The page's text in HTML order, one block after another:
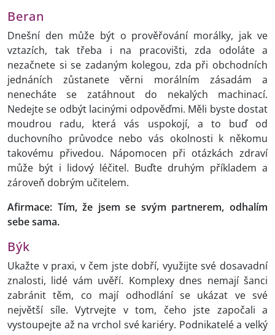
Beran
Dnešní den může být o prověřování morálky, jak ve
vztazích, tak třeba i na pracovišti, zda odoláte a
nezačnete si se zadaným kolegou, zda při obchodních
jednáních zůstanete věrni morálním zásadám a
nenecháte se zatáhnout do nekalých machinací.
Nedejte se odbýt lacinými odpověďmi. Měli byste dostat
moudrou radu, která vás uspokojí, a to buď od
duchovního průvodce nebo vás okolnosti k někomu
takovému přivedou. Nápomocen při otázkách zdraví
může být i lidový léčitel. Buďte druhým příkladem a
zároveň dobrým učitelem.
Afirmace: Tím, že jsem se svým partnerem, odhalím
sebe sama.
Býk
Ukažte v praxi, v čem jste dobří, využijte své dosavadní
znalosti, lidé vám uvěří. Komplexy dnes nemají šanci
zabránit těm, co mají odhodlání se ukázat ve své
největší síle. Vytrvejte v tom, čeho jste započali a
vystoupejte až na vrchol své kariéry. Podnikatelé a velký